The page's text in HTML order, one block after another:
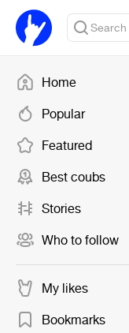
Home
Popular
Featured
Best coubs
Stories
Who to follow
My likes
Bookmarks